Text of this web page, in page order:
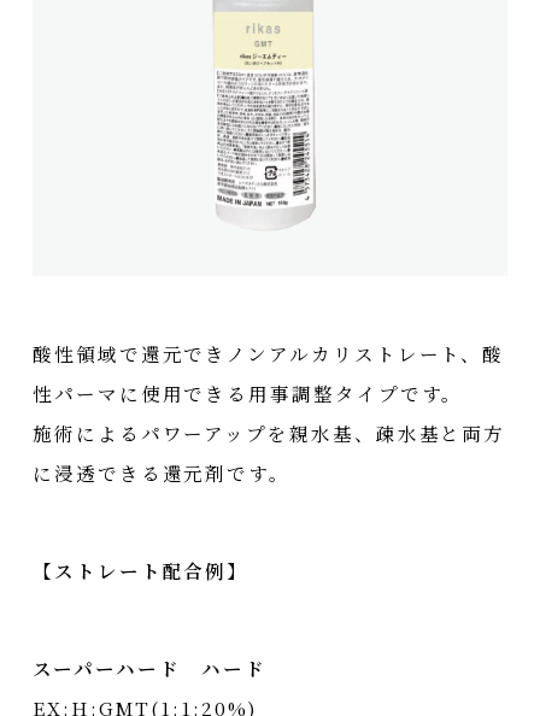
酸性領域で還元できノンアルカリストレート、酸
性パーマに使用できる用事調整タイプです。
施術によるパワーアップを親水基、疎水基と両方
に浸透できる還元剤です。
【ストレート配合例】
スーパーハード ハード
EX:H:GMT(1:1:20%)